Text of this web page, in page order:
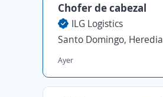
Chofer de cabezal
ILG Logistics
Santo Domingo, Heredia
Ayer